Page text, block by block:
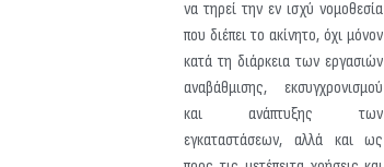
να τηρεί την εν ισχύ νομοθεσία
που διέπει το ακίνητο, όχι μόνον
κατά τη διάρκεια των εργασιών
αναβάθμισης, εκσυγχρονισμού
και ανάπτυξης των
εγκαταστάσεων, αλλά και ως